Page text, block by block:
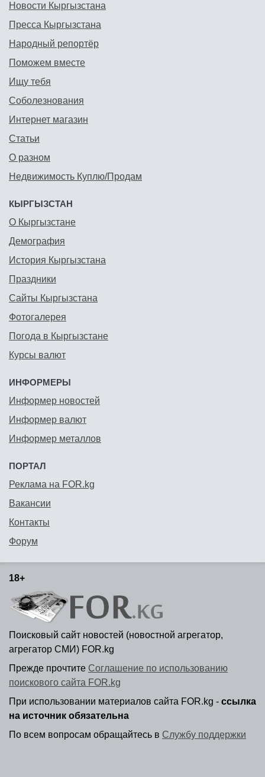
Новости Кыргызстана
Пресса Кыргызстана
Народный репортёр
Поможем вместе
Ищу тебя
Соболезнования
Интернет магазин
Статьи
О разном
Недвижимость Куплю/Продам
КЫРГЫЗСТАН
О Кыргызстане
Демография
История Кыргызстана
Праздники
Сайты Кыргызстана
Фотогалерея
Погода в Кыргызстане
Курсы валют
ИНФОРМЕРЫ
Информер новостей
Информер валют
Информер металлов
ПОРТАЛ
Реклама на FOR.kg
Вакансии
Контакты
Форум
18+
Поисковый сайт новостей (новостной агрегатор,
агрегатор СМИ) FOR.kg
Прежде прочтите Соглашение по использованию
поискового сайта FOR.kg
При использовании материалов сайта FOR.kg - ссылка
на источник обязательна
По всем вопросам обращайтесь в Службу поддержки